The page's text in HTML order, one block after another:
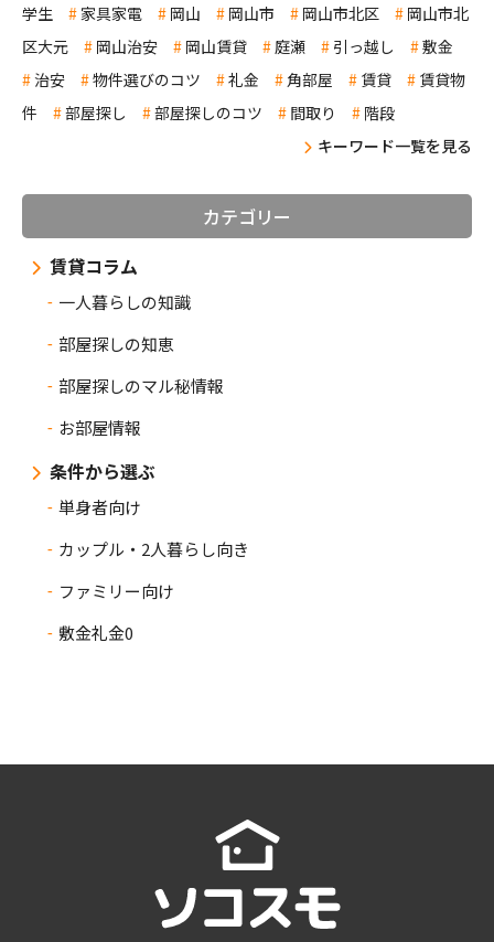
学生
家具家電 岡山 岡山市 岡山市北区
岡山市北
区大元
岡山治安 岡山賃貸 庭瀬 引っ越し
敷金
治安
物件選びのコツ 礼金 角部屋 賃貸
賃貸物
件
部屋探し 部屋探しのコツ 間取り
階段
キーワード一覧を見る
カテゴリー
賃貸コラム
一人暮らしの知識
部屋探しの知恵
部屋探しのマル秘情報
お部屋情報
条件から選ぶ
単身者向け
カップル・2人暮らし向き
ファミリー向け
敷金礼金0